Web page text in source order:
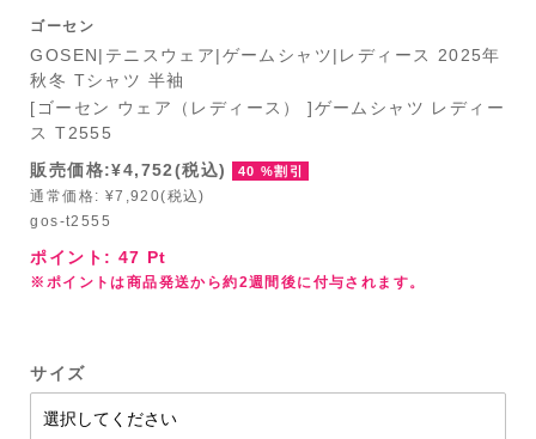
ゴーセン
GOSEN|テニスウェア|ゲームシャツ|レディース 2025年
秋冬 Tシャツ 半袖
[ゴーセン ウェア（レディース） ]ゲームシャツ レディー
ス T2555
販売価格:¥4,752(税込)
40 %割引
通常価格: ¥7,920(税込)
gos-t2555
ポイント: 47 Pt
※ポイントは商品発送から約2週間後に付与されます。
サイズ